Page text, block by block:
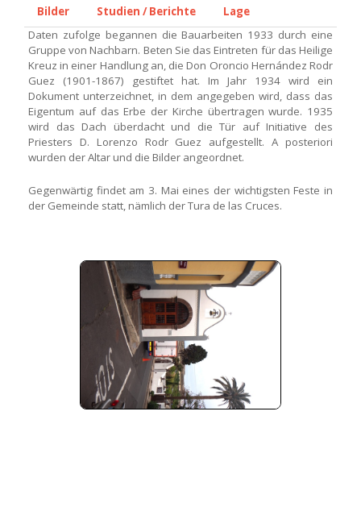
Bilder Studien / Berichte
Lage
Daten zufolge begannen die Bauarbeiten 1933 durch eine
Gruppe von Nachbarn. Beten Sie das Eintreten für das Heilige
Kreuz in einer Handlung an, die Don Oroncio Hernández Rodr
Guez (1901-1867) gestiftet hat. Im Jahr 1934 wird ein
Dokument unterzeichnet, in dem angegeben wird, dass das
Eigentum auf das Erbe der Kirche übertragen wurde. 1935
wird das Dach überdacht und die Tür auf Initiative des
Priesters D. Lorenzo Rodr Guez aufgestellt. A posteriori
wurden der Altar und die Bilder angeordnet.
Gegenwärtig findet am 3. Mai eines der wichtigsten Feste in
der Gemeinde statt, nämlich der Tura de las Cruces.